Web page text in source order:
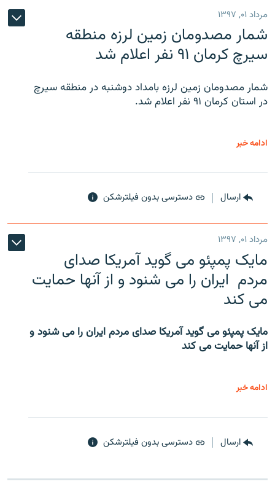
مرداد ۰۱, ۱۳۹۷
شمار مصدومان زمین لرزه منطقه
سیرچ کرمان ۹۱ نفر اعلام شد
شمار مصدومان زمین لرزه بامداد دوشنبه در منطقه سیرچ
در استان کرمان ۹۱ نفر اعلام شد.
ادامه خبر
ارسال دسترسی بدون فیلترشکن
مرداد ۰۱, ۱۳۹۷
مایک پمپئو می گوید آمریکا صدای
مردم ایران را می شنود و از آنها حمایت
می کند
مایک پمپئو می گوید آمریکا صدای مردم ایران را می شنود و
از آنها حمایت می کند
ادامه خبر
ارسال دسترسی بدون فیلترشکن